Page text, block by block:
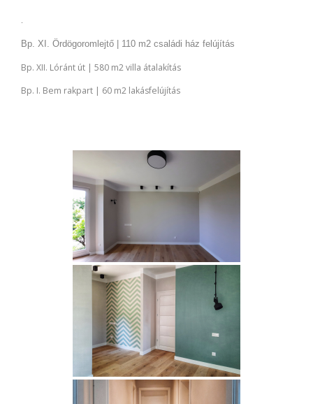
.
Bp. XI. Ördögoromlejtő | 110 m2 családi ház felújítás
Bp. XII. Lóránt út | 580 m2 villa átalakítás
Bp. I. Bem rakpart | 60 m2 lakásfelújítás